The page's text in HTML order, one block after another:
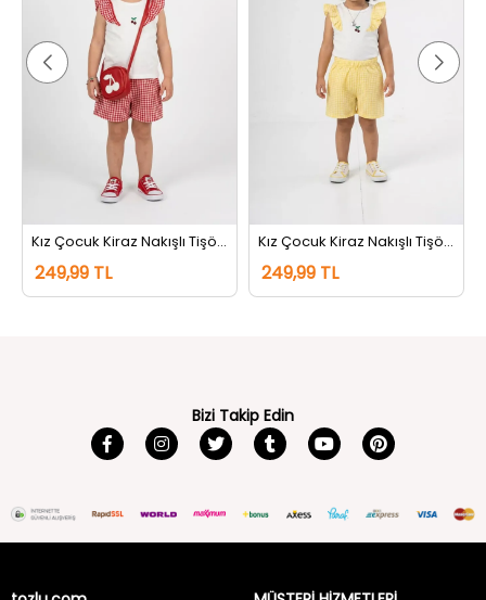
Kız Çocuk Kiraz Nakışlı Tişört Şort İkili Takım Kremkırmızı
249,99 TL
Kız Çocuk Kiraz Nakışlı Tişört Şort İkili Takım Kremsarı
249,99 TL
Bizi Takip Edin